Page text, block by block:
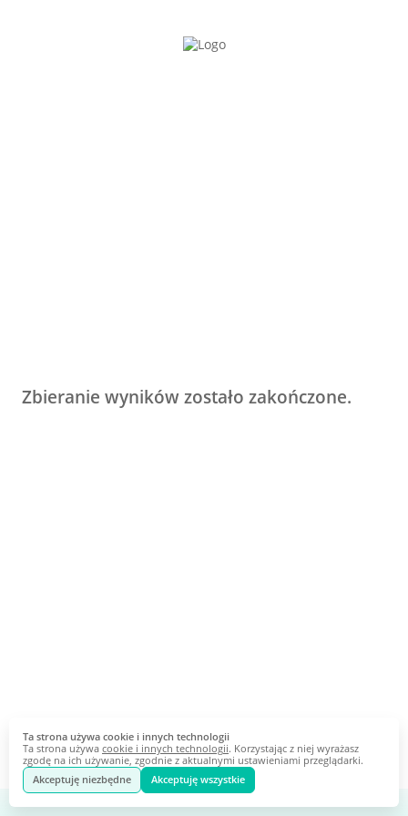
Ta strona używa cookie i innych technologii
Ta strona używa cookie i innych technologii. Korzystając z niej wyrażasz
zgodę na ich używanie, zgodnie z aktualnymi ustawieniami przeglądarki.
Akceptuję niezbędne
Akceptuję wszystkie
Zbieranie wyników zostało zakończone.